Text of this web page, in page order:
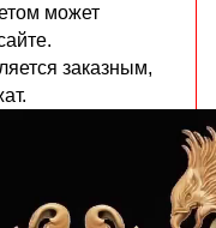
может
заказным,